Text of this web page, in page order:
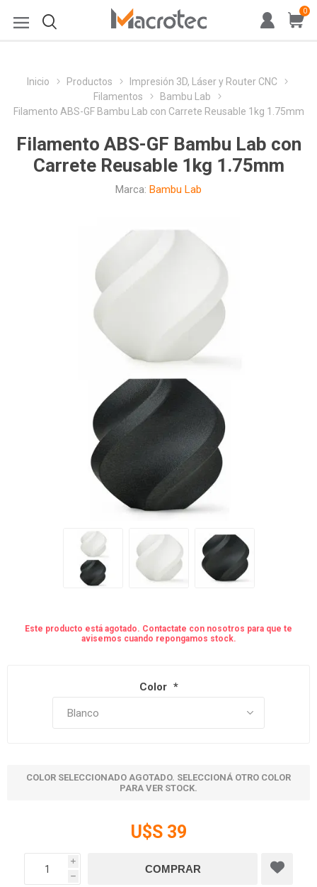
0
Inicio Productos
Impresión 3D, Láser y Router CNC
Filamentos
Bambu Lab
Filamento ABS-GF Bambu Lab con Carrete Reusable 1kg 1.75mm
Filamento ABS-GF Bambu Lab con
Carrete Reusable 1kg 1.75mm
Marca: Bambu Lab
Este producto está agotado. Contactate con nosotros para que te
avisemos cuando repongamos stock.
Color *
COLOR SELECCIONADO AGOTADO. SELECCIONÁ OTRO COLOR
PARA VER STOCK.
U$S 39
i
h